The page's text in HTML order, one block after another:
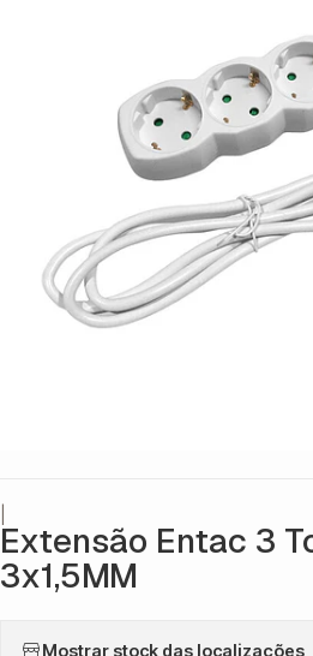
Extensão Entac 3
3x1,5MM
Mostrar stock das localizações